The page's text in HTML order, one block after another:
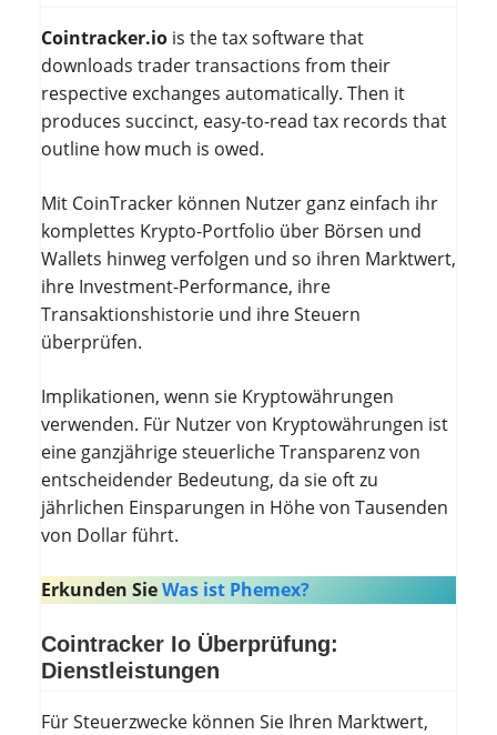
Cointracker.iois the tax software that
downloads trader transactions from their
respective exchanges automatically. Then it
produces succinct, easy-to-read tax records that
outline how much is owed.
Mit CoinTracker können Nutzer ganz einfach ihr
komplettes Krypto-Portfolio über Börsen und
Wallets hinweg verfolgen und so ihren Marktwert,
ihre Investment-Performance, ihre
Transaktionshistorie und ihre Steuern
überprüfen.
Implikationen, wenn sie Kryptowährungen
verwenden. Für Nutzer von Kryptowährungen ist
eine ganzjährige steuerliche Transparenz von
entscheidender Bedeutung, da sie oft zu
jährlichen Einsparungen in Höhe von Tausenden
von Dollar führt.
Erkunden SieWas ist Phemex?
Cointracker Io Überprüfung:
Dienstleistungen
Für Steuerzwecke können Sie Ihren Marktwert,